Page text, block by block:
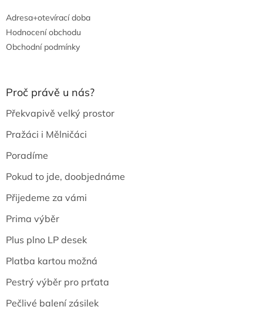
Adresa+otevírací doba
Hodnocení obchodu
Obchodní podmínky
Proč právě u nás?
Překvapivě velký prostor
Pražáci i Mělničáci
Poradíme
Pokud to jde, doobjednáme
Přijedeme za vámi
Prima výběr
Plus plno LP desek
Platba kartou možná
Pestrý výběr pro prťata
Pečlivé balení zásilek